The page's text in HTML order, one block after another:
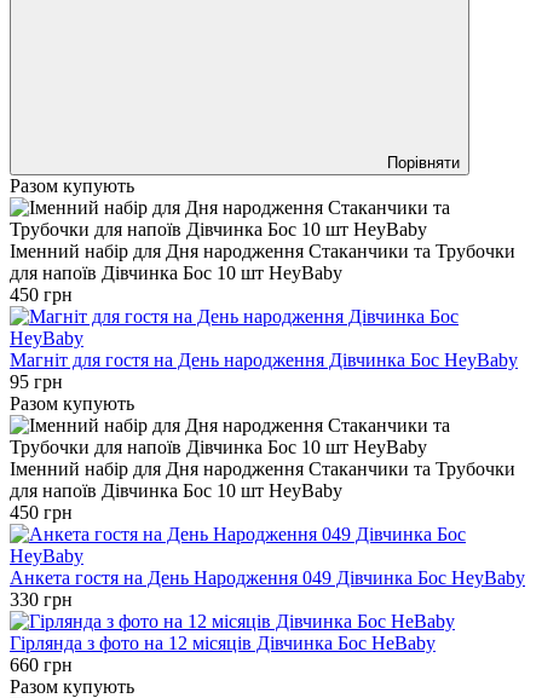
Порівняти
Разом купують
Іменний набір для Дня народження Стаканчики та Трубочки
для напоїв Дівчинка Бос 10 шт HeyBaby
450 грн
Магніт для гостя на День народження Дівчинка Бос HeyBaby
95 грн
Разом купують
Іменний набір для Дня народження Стаканчики та Трубочки
для напоїв Дівчинка Бос 10 шт HeyBaby
450 грн
Анкета гостя на День Народження 049 Дівчинка Бос HeyBaby
330 грн
Гірлянда з фото на 12 місяців Дівчинка Бос HeBaby
660 грн
Разом купують